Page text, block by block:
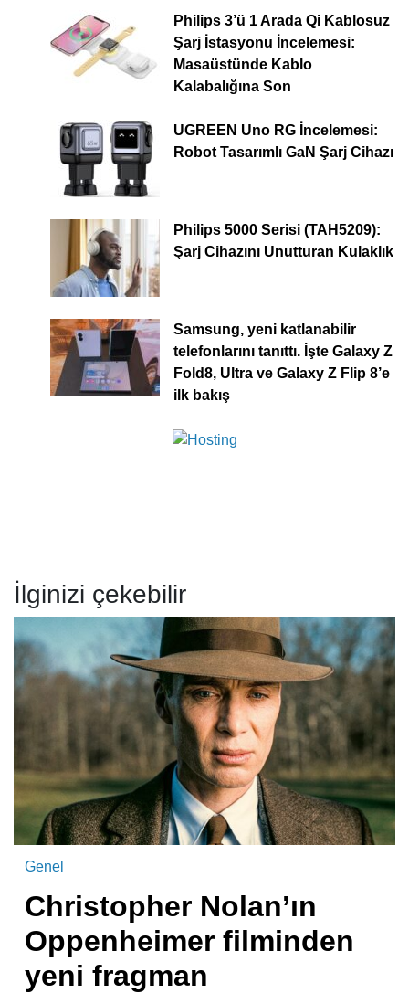
Philips 3’ü 1 Arada Qi Kablosuz
Şarj İstasyonu İncelemesi:
Masaüstünde Kablo
Kalabalığına Son
UGREEN Uno RG İncelemesi:
Robot Tasarımlı GaN Şarj Cihazı
Philips 5000 Serisi (TAH5209):
Şarj Cihazını Unutturan Kulaklık
Samsung, yeni katlanabilir
telefonlarını tanıttı. İşte Galaxy Z
Fold8, Ultra ve Galaxy Z Flip 8’e
ilk bakış
İlginizi çekebilir
Genel
Christopher Nolan’ın
Oppenheimer filminden
yeni fragman